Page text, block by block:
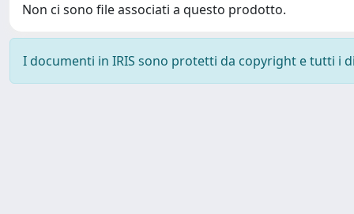
Non ci sono file associati a questo prodotto.
I documenti in IRIS sono protetti da copyright e tutti i